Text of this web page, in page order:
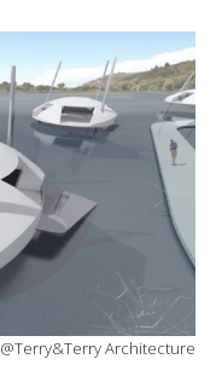
@Terry&Terry Architecture